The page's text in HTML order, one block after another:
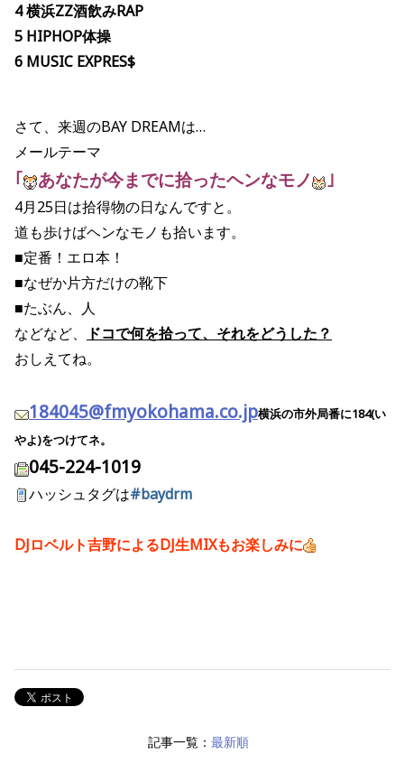
4 横浜ZZ酒飲みRAP
5 HIPHOP体操
6 MUSIC EXPRES$
さて、来週のBAY DREAMは…
メールテーマ
｢ あなたが今までに拾ったヘンなモノ ｣
4月25日は拾得物の日なんですと。
道も歩けばヘンなモノも拾います。
■定番！エロ本！
■なぜか片方だけの靴下
■たぶん、人
などなど、
ドコで何を拾って、それをどうした？
おしえてね。
184045@fmyokohama.co.jp横浜の市外局番に184(い
やよ)をつけてネ。
045-224-1019
ハッシュタグは#baydrm
DJロベルト吉野によるDJ生MIXもお楽しみに
記事一覧： 最新順